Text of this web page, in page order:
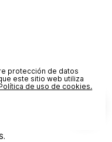
protección de datos
este sitio web utiliza
de uso de cookies.